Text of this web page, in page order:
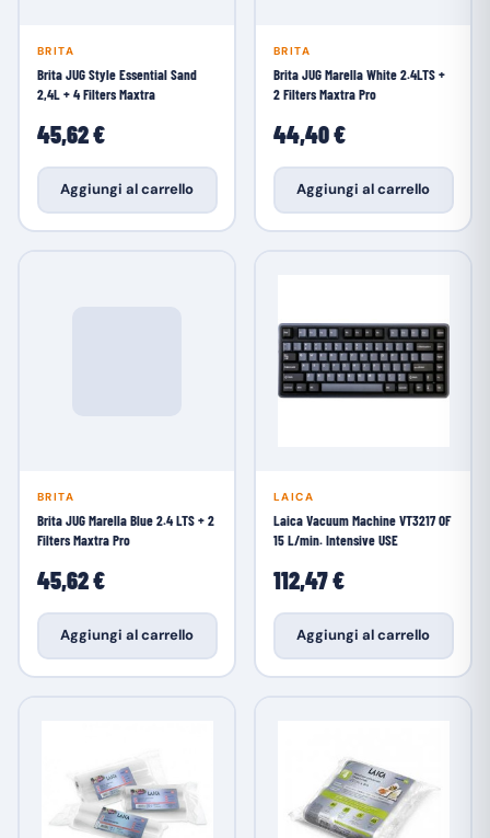
BRITA
Brita JUG Style Essential Sand
2,4L + 4 Filters Maxtra
45,62 €
Aggiungi al carrello
BRITA
Brita JUG Marella White 2.4LTS +
2 Filters Maxtra Pro
44,40 €
Aggiungi al carrello
BRITA
Brita JUG Marella Blue 2.4 LTS + 2
Filters Maxtra Pro
45,62 €
Aggiungi al carrello
LAICA
Laica Vacuum Machine VT3217 OF
15 L/min. Intensive USE
112,47 €
Aggiungi al carrello